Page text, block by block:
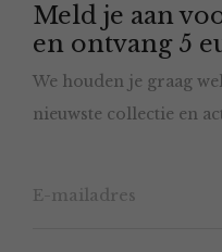
Meld je aan
en ontvang 5
We houden je graag
nieuwste collectie en